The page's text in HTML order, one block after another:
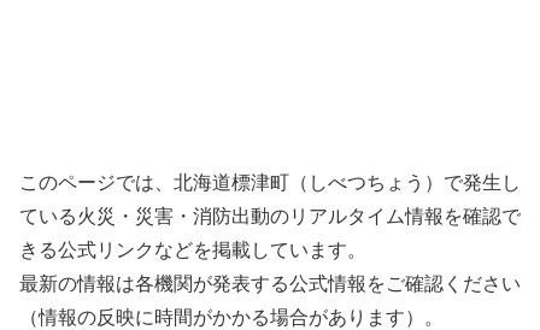
このページでは、北海道標津町（しべつちょう）で発生し
ている火災・災害・消防出動のリアルタイム情報を確認で
きる公式リンクなどを掲載しています。
最新の情報は各機関が発表する公式情報をご確認ください
（情報の反映に時間がかかる場合があります）。